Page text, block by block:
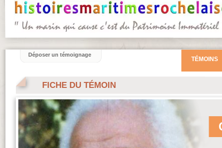
FICHE DU TÉMOIN
TÉMOINS
Déposer un témoignage